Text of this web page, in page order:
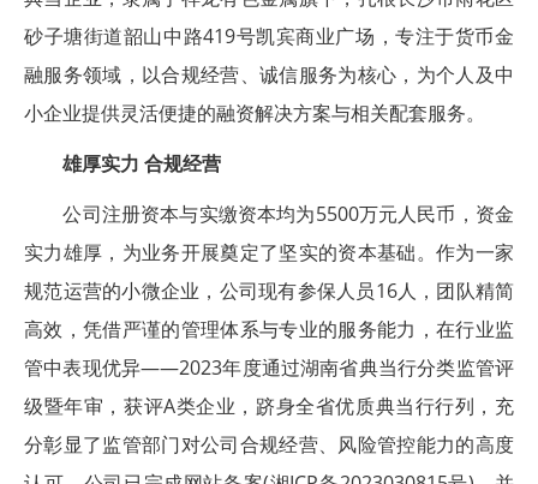
砂子塘街道韶山中路419号凯宾商业广场，专注于货币金
融服务领域，以合规经营、诚信服务为核心，为个人及中
小企业提供灵活便捷的融资解决方案与相关配套服务。
雄厚实力 合规经营
公司注册资本与实缴资本均为5500万元人民币，资金
实力雄厚，为业务开展奠定了坚实的资本基础。作为一家
规范运营的小微企业，公司现有参保人员16人，团队精简
高效，凭借严谨的管理体系与专业的服务能力，在行业监
管中表现优异——2023年度通过湖南省典当行分类监管评
级暨年审，获评A类企业，跻身全省优质典当行行列，充
分彰显了监管部门对公司合规经营、风险管控能力的高度